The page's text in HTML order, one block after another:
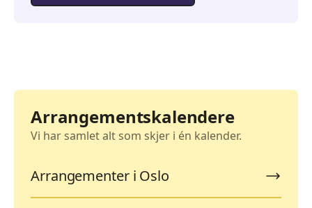
Arrangementskalendere
Vi har samlet alt som skjer i én kalender.
Arrangementer i Oslo